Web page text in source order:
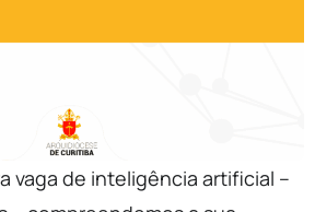
vaga de inteligência artificial –